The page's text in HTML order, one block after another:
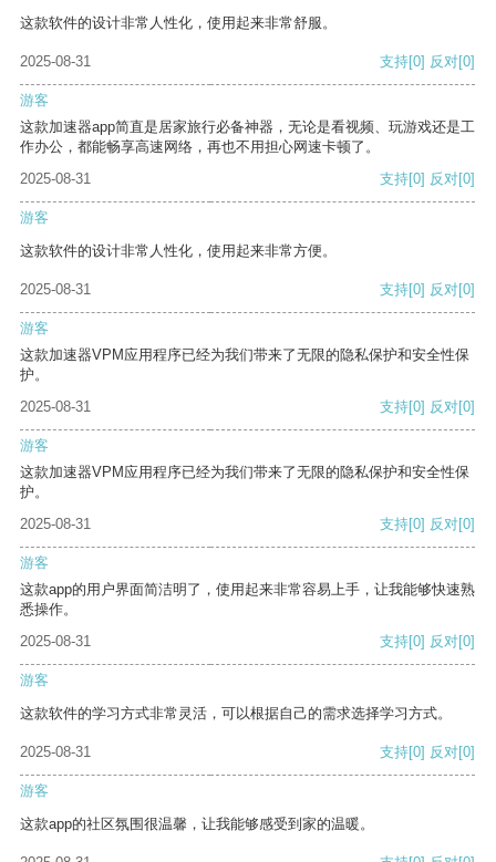
这款软件的设计非常人性化，使用起来非常舒服。
2025-08-31 支持[0] 反对[0]
游客
这款加速器app简直是居家旅行必备神器，无论是看视频、玩游戏还是工
作办公，都能畅享高速网络，再也不用担心网速卡顿了。
2025-08-31
支持[0] 反对[0]
游客
这款软件的设计非常人性化，使用起来非常方便。
2025-08-31 支持[0] 反对[0]
游客
这款加速器VPM应用程序已经为我们带来了无限的隐私保护和安全性保
护。
2025-08-31
支持[0] 反对[0]
游客
这款加速器VPM应用程序已经为我们带来了无限的隐私保护和安全性保
护。
2025-08-31
支持[0] 反对[0]
游客
这款app的用户界面简洁明了，使用起来非常容易上手，让我能够快速熟
悉操作。
2025-08-31
支持[0] 反对[0]
游客
这款软件的学习方式非常灵活，可以根据自己的需求选择学习方式。
2025-08-31 支持[0] 反对[0]
游客
这款app的社区氛围很温馨，让我能够感受到家的温暖。